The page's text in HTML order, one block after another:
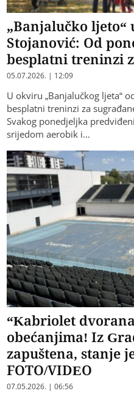
„Banjalučko ljeto“
Stojanović: Od
besplatni treninzi
05.07.2026. | 12:09
U okviru „Banjalučkog ljeta“
besplatni treninzi za
Svakog ponedjeljka
srijedom aerobik i…
“Kabriolet
obećanjima! Iz
zapuštena, stanje
FOTO/VIDEO
07.05.2026. | 06:56